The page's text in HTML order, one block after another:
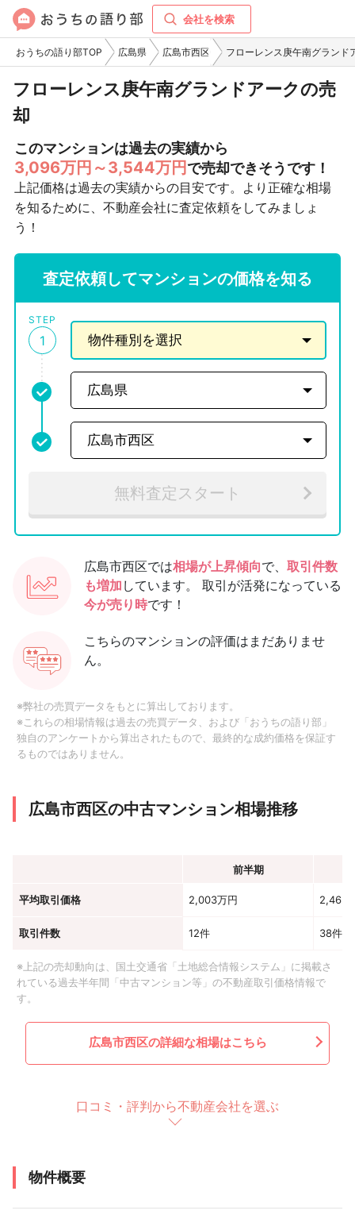
会社を検索
おうちの語り部TOP 広島県 広島市西区 フローレンス庚午南グランド
フローレンス庚午南グランドアークの売
却
このマンションは過去の実績から
3,096万円～3,544万円で売却できそうです！
上記価格は過去の実績からの目安です。より正確な相場
を知るために、不動産会社に査定依頼をしてみましょ
う！
査定依頼してマンションの価格を知る
STEP
1
無料査定スタート
広島市西区では相場が上昇傾向で、 取引件数
も増加 しています。
取引が活発になっている
今が売り時です！
こちらのマンションの評価はまだありませ
ん。
※弊社の売買データをもとに算出しております。
※これらの相場情報は過去の売買データ、および「おうちの語り部」
独自のアンケートから算出されたもので、最終的な成約価格を保証す
るものではありません。
広島市西区の中古マンション相場推移
前半期
平均取引価格 2,003万円 2,462
取引件数 12件 38件
※上記の売却動向は、国土交通省「土地総合情報システム」に掲載さ
れている過去半年間「中古マンション等」の不動産取引価格情報で
す。
広島市西区の詳細な相場はこちら
口コミ・評判から不動産会社を選ぶ
物件概要